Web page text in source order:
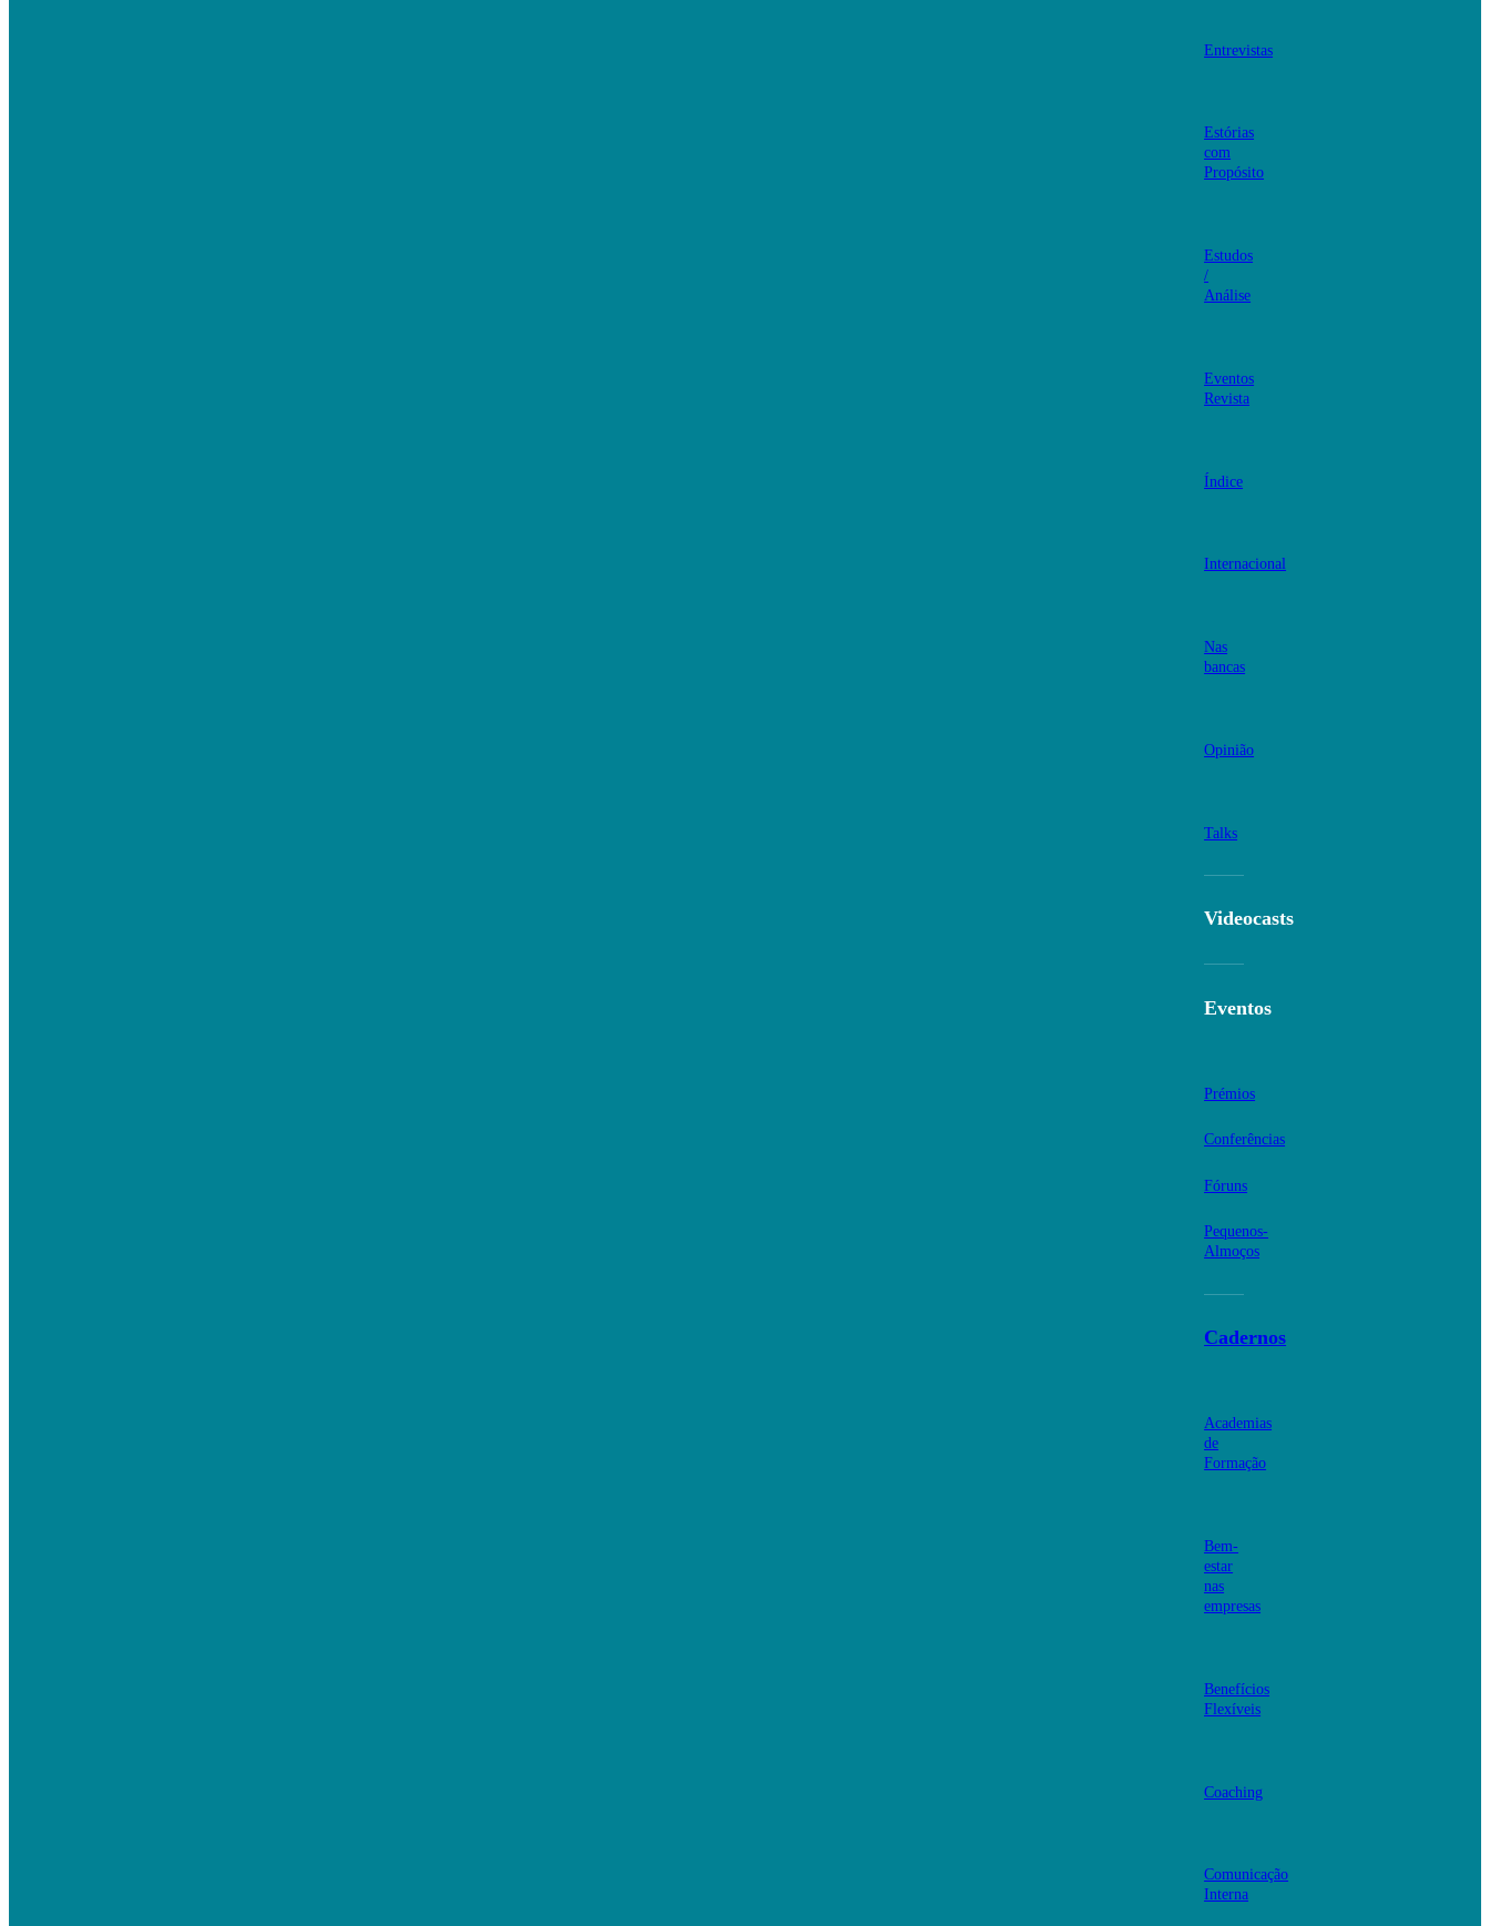
Entrevistas
Estórias
com
Propósito
Estudos
/
Análise
Eventos
Revista
Índice
Internacional
Nas
bancas
Opinião
Talks
Videocasts
Eventos
Prémios
Conferências
Fóruns
Pequenos-
Almoços
Cadernos
Academias
de
Formação
Bem-
estar
nas
empresas
Benefícios
Flexíveis
Coaching
Comunicação
Interna